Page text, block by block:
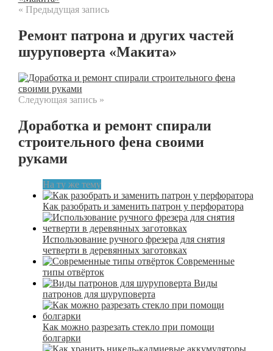
« Предыдущая запись
Ремонт патрона и других частей
шуруповерта «Макита»
Следующая запись »
Доработка и ремонт спирали
строительного фена своими
руками
На ту же тему
Как разобрать и заменить патрон у перфоратора
Использование ручного фрезера для снятия
четверти в деревянных заготовках
Современные
типы отвёрток
Виды
патронов для шуруповерта
Как можно разрезать стекло при помощи
болгарки